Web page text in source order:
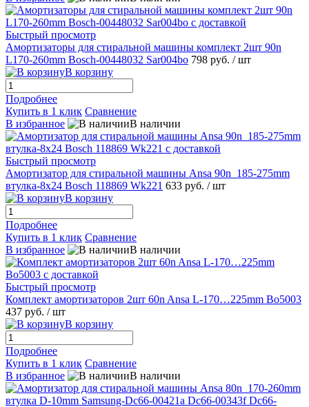
Быстрый просмотр
Амортизаторы для стиральной машины комплект 2шт 90n
L170-260mm Bosch-00448032 Sar004bo 798 руб. / шт
В корзину
Подробнее
Купить в 1 клик Сравнение
В избранное
В наличии
Быстрый просмотр
Амортизатор для стиральной машины Ansa 90n_185-275mm
втулка-8x24 Bosch 118869 Wk221 633 руб. / шт
В корзину
Подробнее
Купить в 1 клик Сравнение
В избранное
В наличии
Быстрый просмотр
Комплект амортизаторов 2шт 60n Ansa L-170…225mm Bo5003
437 руб. / шт
В корзину
Подробнее
Купить в 1 клик Сравнение
В избранное
В наличии